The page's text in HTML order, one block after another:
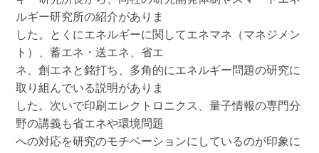
ルギー研究所の紹介がありま
した。とくにエネルギーに関してエネマネ（マネジメン
ト）、蓄エネ・送エネ、省エ
ネ、創エネと銘打ち、多角的にエネルギー問題の研究に
取り組んでいる説明がありま
した。次いで印刷エレクトロニクス、量子情報の専門分
野の講義も省エネや環境問題
への対応を研究のモチベーションにしているのが印象に